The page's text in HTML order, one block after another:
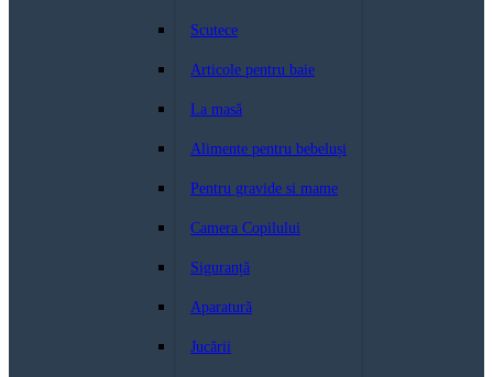
Scutece
Articole pentru baie
La masă
Alimente pentru bebeluși
Pentru gravide si mame
Camera Copilului
Siguranță
Aparatură
Jucării